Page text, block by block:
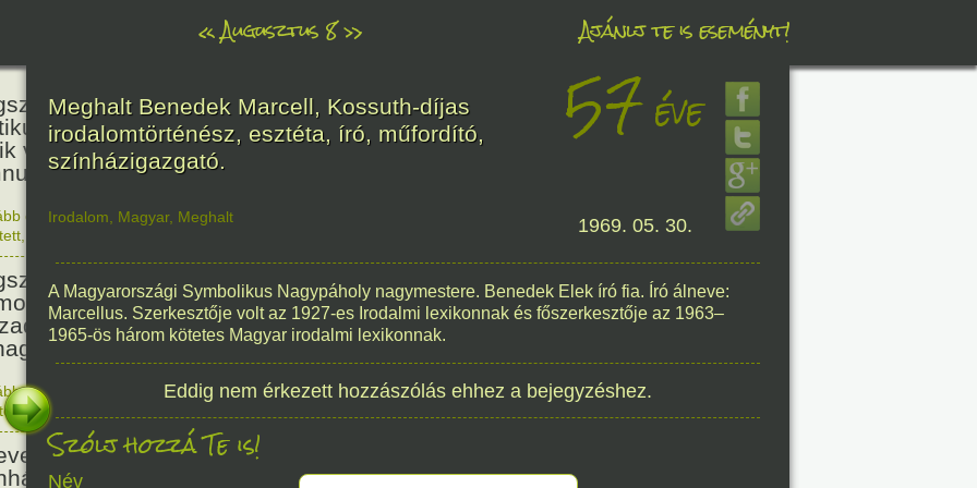
«Augusztus 8» Ajánlj te is eseményt!
Kölcsey Ferenc költő,
akadémikus, a reformkor
vezéregyénisége, a nemzeti
költője.
236éve
olvasom|1 hozzászólás, szólj Te is hozzá!
Mikes Kelemen
műfordító, a XVIII.
magyar prózairodalom
alakja.
336éve
olvasom
1 hozzászólás, szólj Te is hozzá!
,Történelem
a Pesti Magyar
Nemzeti Színháznak.
186éve
Meghalt Benedek Marcell, Kossuth-díjas
irodalomtörténész, esztéta, író, műfordító,
színházigazgató.
57éve
Irodalom Magyar, Meghalt 1969. 05. 30.
A Magyarországi Symbolikus Nagypáholy nagymestere. Benedek Elek író fia. Író álneve:
Marcellus. Szerkesztője volt az 1927-es Irodalmi lexikonnak és főszerkesztője az 1963–
1965-ös három kötetes Magyar irodalmi lexikonnak.
Eddig nem érkezett hozzászólás ehhez a bejegyzéshez.
Szólj hozzá Te is!
Név